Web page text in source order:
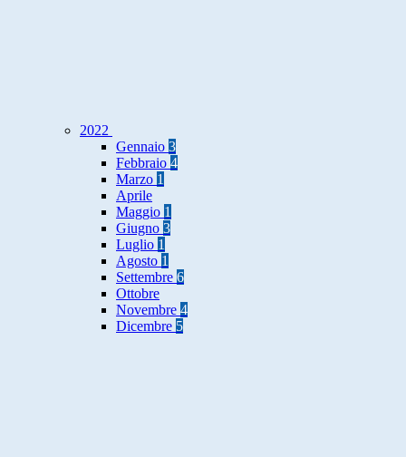
2022
Gennaio 3
Febbraio 4
Marzo 1
Aprile
Maggio 1
Giugno 3
Luglio 1
Agosto 1
Settembre 6
Ottobre
Novembre 4
Dicembre 5